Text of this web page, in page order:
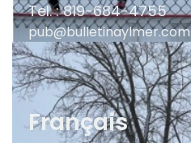
Tel. : 819-684-4755
pub@bulletinaylmer.com
Français